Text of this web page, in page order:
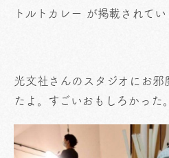
トルトカレー が掲載されてい
光文社さんのスタジオにお邪
たよ。すごいおもしろかった。